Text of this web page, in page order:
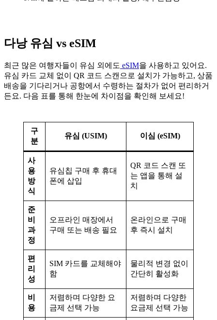
다낭 유심 vs eSIM
최근 많은 여행자들이 유심 외에도 eSIM을 사용하고 있어요.
유심 카드 교체 없이 QR 코드 스캔으로 설치가 가능하고, 상품
배송을 기다리거나 공항에서 수령하는 절차가 없어 편리하거
든요. 다음 표를 통해 한눈에 차이점을 확인해 보세요!
구
분
유심 (USIM) 이심 (eSIM)
사
용
방
식
유심칩 구매 후 휴대
폰에 삽입
QR 코드 스캔 또
는 앱을 통해 설
치
준
비
과
정
오프라인 매장에서
구매 또는 배송 필요
온라인으로 구매
후 즉시 설치
편
리
성
SIM 카드를 교체해야
함
물리적 변경 없이
간단히 활성화
비
용
저렴하며 다양한 요
금제 선택 가능
저렴하며 다양한
요금제 선택 가능